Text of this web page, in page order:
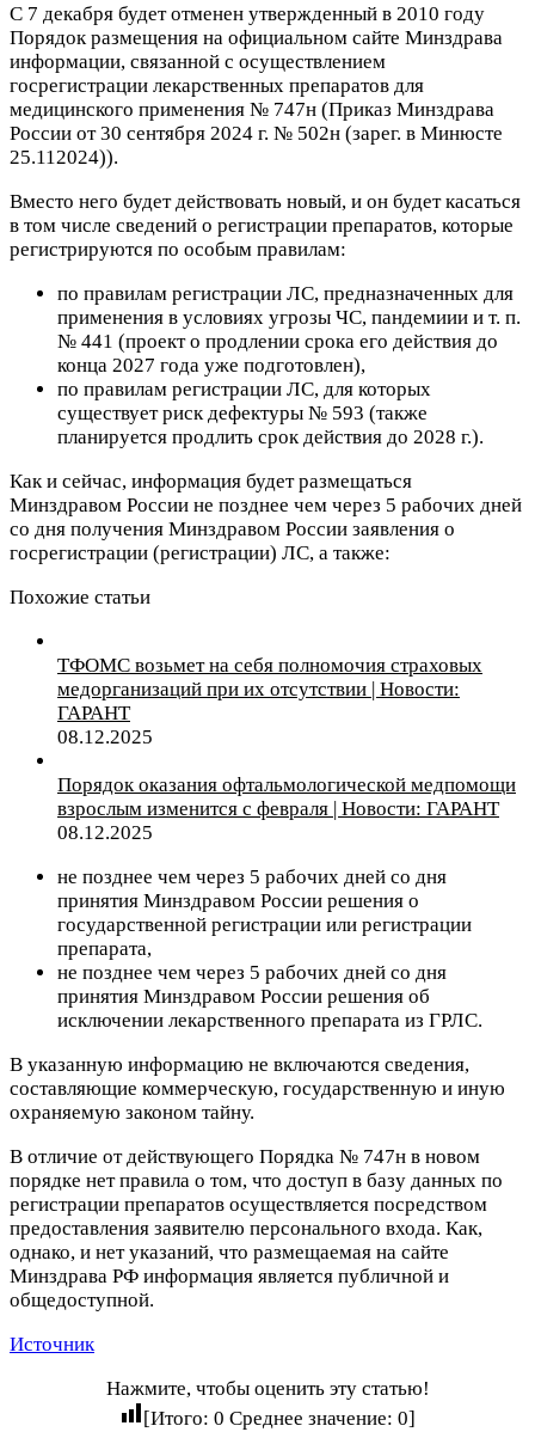
С 7 декабря будет отменен утвержденный в 2010 году
Порядок размещения на официальном сайте Минздрава
информации, связанной с осуществлением
госрегистрации лекарственных препаратов для
медицинского применения № 747н (Приказ Минздрава
России от 30 сентября 2024 г. № 502н (зарег. в Минюсте
25.112024)).
Вместо него будет действовать новый, и он будет касаться
в том числе сведений о регистрации препаратов, которые
регистрируются по особым правилам:
по правилам регистрации ЛС, предназначенных для
применения в условиях угрозы ЧС, пандемиии и т. п.
№ 441 (проект о продлении срока его действия до
конца 2027 года уже подготовлен),
по правилам регистрации ЛС, для которых
существует риск дефектуры № 593 (также
планируется продлить срок действия до 2028 г.).
Как и сейчас, информация будет размещаться
Минздравом России не позднее чем через 5 рабочих дней
со дня получения Минздравом России заявления о
госрегистрации (регистрации) ЛС, а также:
Похожие статьи
ТФОМС возьмет на себя полномочия страховых
медорганизаций при их отсутствии | Новости:
ГАРАНТ
08.12.2025
Порядок оказания офтальмологической медпомощи
взрослым изменится с февраля | Новости: ГАРАНТ
08.12.2025
не позднее чем через 5 рабочих дней со дня
принятия Минздравом России решения о
государственной регистрации или регистрации
препарата,
не позднее чем через 5 рабочих дней со дня
принятия Минздравом России решения об
исключении лекарственного препарата из ГРЛС.
В указанную информацию не включаются сведения,
составляющие коммерческую, государственную и иную
охраняемую законом тайну.
В отличие от действующего Порядка № 747н в новом
порядке нет правила о том, что доступ в базу данных по
регистрации препаратов осуществляется посредством
предоставления заявителю персонального входа. Как,
однако, и нет указаний, что размещаемая на сайте
Минздрава РФ информация является публичной и
общедоступной.
Источник
Нажмите, чтобы оценить эту статью!
[Итого: 0 Среднее значение: 0]